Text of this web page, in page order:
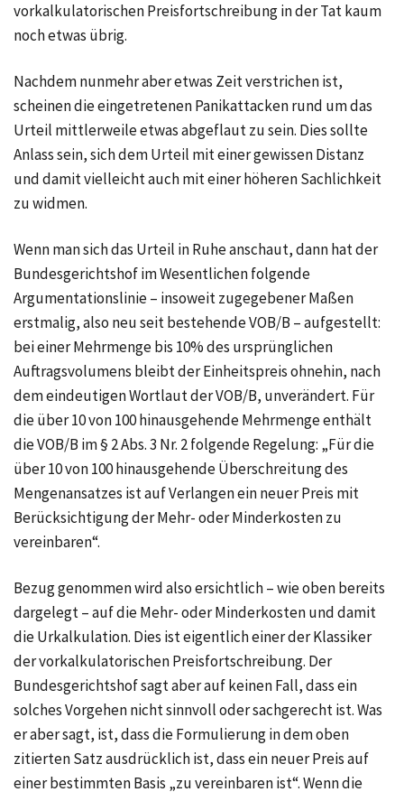
vorkalkulatorischen Preisfortschreibung in der Tat kaum
noch etwas übrig.
Nachdem nunmehr aber etwas Zeit verstrichen ist,
scheinen die eingetretenen Panikattacken rund um das
Urteil mittlerweile etwas abgeflaut zu sein. Dies sollte
Anlass sein, sich dem Urteil mit einer gewissen Distanz
und damit vielleicht auch mit einer höheren Sachlichkeit
zu widmen.
Wenn man sich das Urteil in Ruhe anschaut, dann hat der
Bundesgerichtshof im Wesentlichen folgende
Argumentationslinie – insoweit zugegebener Maßen
erstmalig, also neu seit bestehende VOB/B – aufgestellt:
bei einer Mehrmenge bis 10%des ursprünglichen
Auftragsvolumens bleibt der Einheitspreis ohnehin, nach
dem eindeutigen Wortlaut der VOB/B, unverändert. Für
dieüber 10 von 100hinausgehende Mehrmenge enthält
die VOB/B im§ 2 Abs. 3 Nr. 2folgende Regelung: „Für die
über 10 von 100hinausgehende Überschreitung des
Mengenansatzes ist auf Verlangen ein neuer Preis mit
Berücksichtigung der Mehr- oder Minderkosten zu
vereinbaren“.
Bezug genommen wird also ersichtlich – wie oben bereits
dargelegt – auf die Mehr- oder Minderkosten und damit
die Urkalkulation. Dies ist eigentlich einer der Klassiker
der vorkalkulatorischen Preisfortschreibung. Der
Bundesgerichtshof sagt aber auf keinen Fall, dass ein
solches Vorgehen nicht sinnvoll oder sachgerecht ist. Was
er aber sagt, ist, dass die Formulierung in dem oben
zitierten Satz ausdrücklich ist, dass ein neuer Preis auf
einer bestimmten Basis „zu vereinbaren ist“. Wenn die